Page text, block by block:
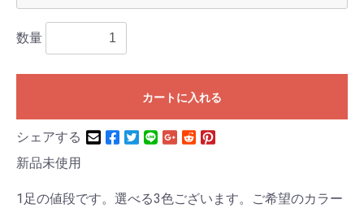
数量
カートに入れる
シェアする
新品未使用
1足の値段です。選べる3色ございます。ご希望のカラー